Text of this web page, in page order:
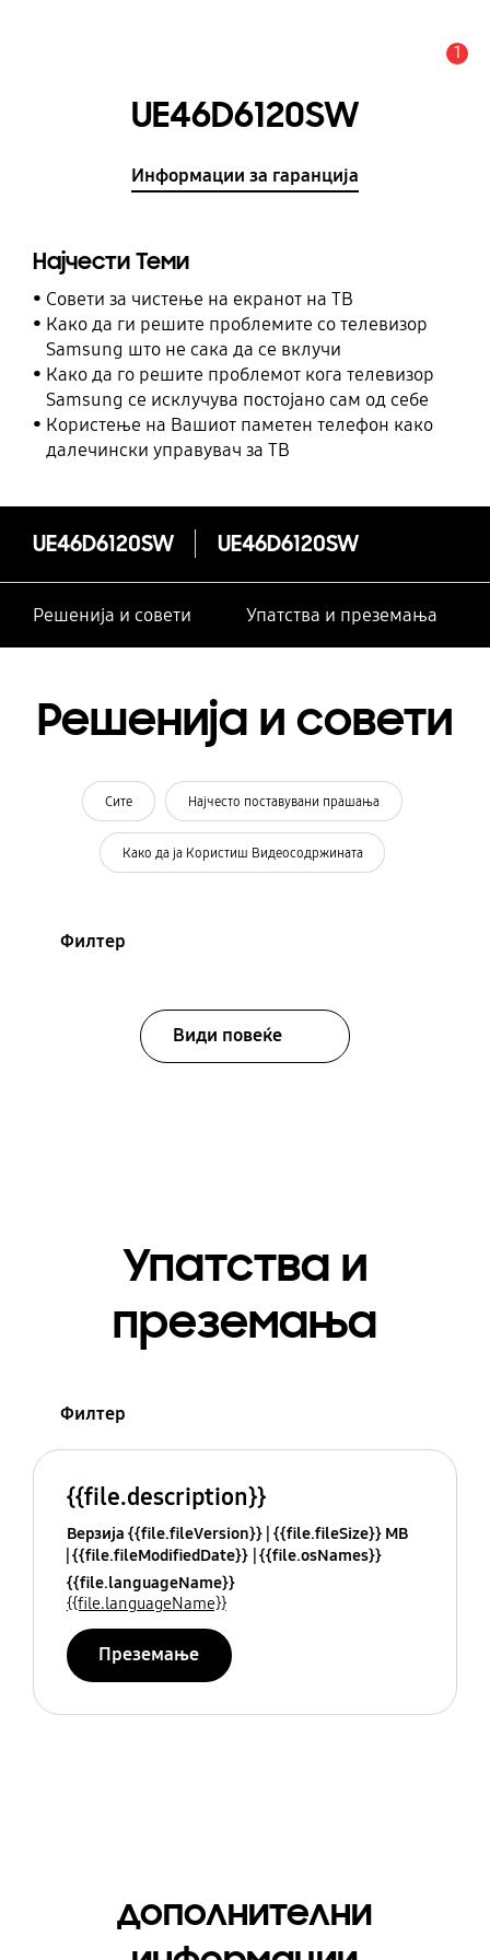
1
UE46D6120SW
Информации за гаранција
Најчести Теми
Совети за чистење на екранот на ТВ
Како да ги решите проблемите со телевизор
Samsung што не сака да се вклучи
Како да го решите проблемот кога телевизор
Samsung се исклучува постојано сам од себе
Користење на Вашиот паметен телефон како
далечински управувач за ТВ
UE46D6120SW UE46D6120SW
Решенија и совети Упатства и преземања
Решенија и совети
Сите Најчесто поставувани прашања
Како да ја Користиш Видеосодржината
Филтер
Види повеќе
Упатства и
преземања
Филтер
{{file.description}}
Верзија {{file.fileVersion}} {{file.fileSize}} MB
{{file.fileModifiedDate}} {{file.osNames}}
{{file.languageName}}
{{file.languageName}}
Преземање
дополнителни